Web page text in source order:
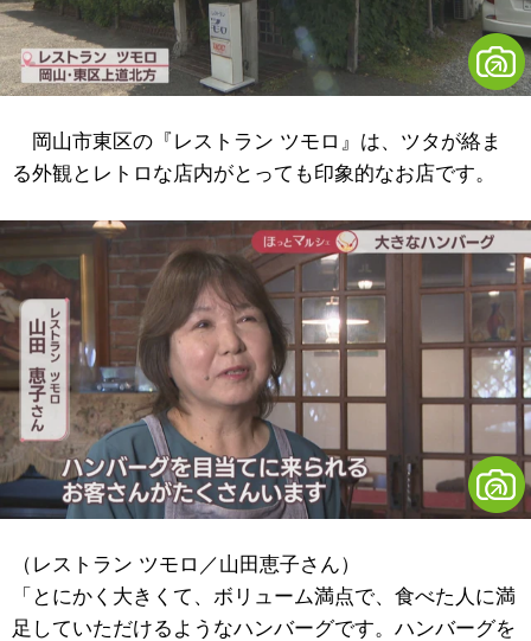
岡山市東区の『レストラン ツモロ』は、ツタが絡ま
る外観とレトロな店内がとっても印象的なお店です。
（レストラン ツモロ／山田恵子さん）
「とにかく大きくて、ボリューム満点で、食べた人に満
足していただけるようなハンバーグです。ハンバーグを